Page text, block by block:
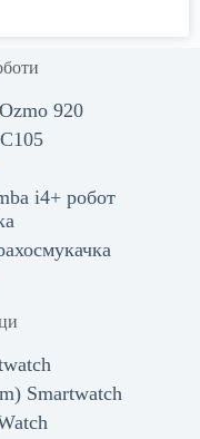
920
i4+ робот
Smartwatch